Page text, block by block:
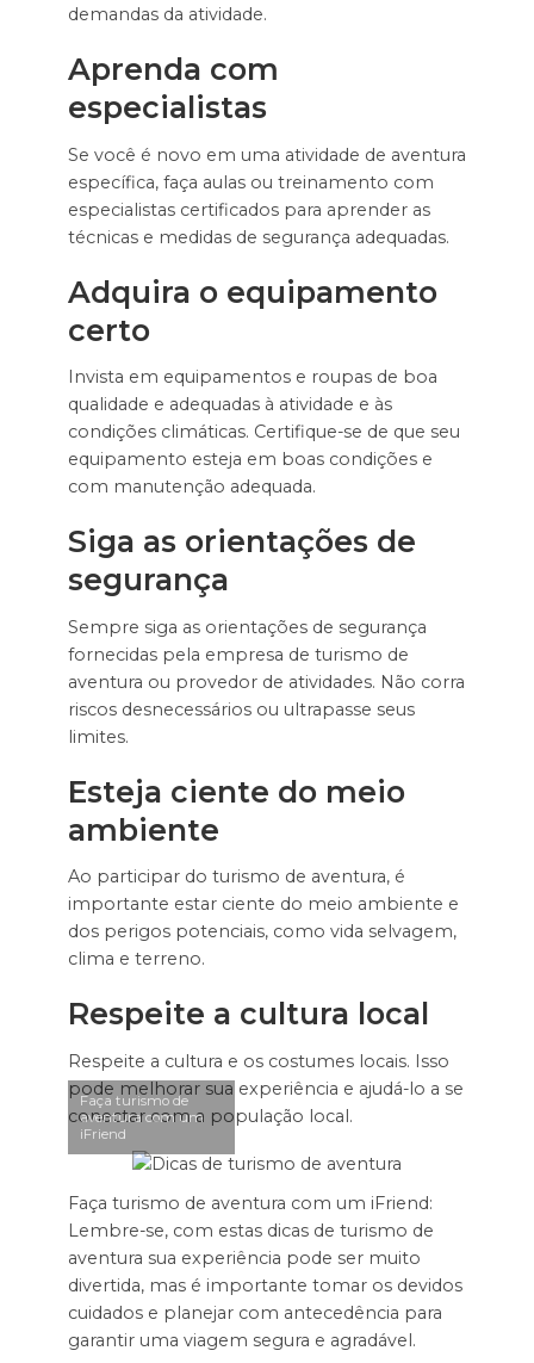
demandas da atividade.
Aprenda com
especialistas
Se você é novo em uma atividade de aventura
específica, faça aulas ou treinamento com
especialistas certificados para aprender as
técnicas e medidas de segurança adequadas.
Adquira o equipamento
certo
Invista em equipamentos e roupas de boa
qualidade e adequadas à atividade e às
condições climáticas. Certifique-se de que seu
equipamento esteja em boas condições e
com manutenção adequada.
Siga as orientações de
segurança
Sempre siga as orientações de segurança
fornecidas pela empresa de turismo de
aventura ou provedor de atividades. Não corra
riscos desnecessários ou ultrapasse seus
limites.
Esteja ciente do meio
ambiente
Ao participar do turismo de aventura, é
importante estar ciente do meio ambiente e
dos perigos potenciais, como vida selvagem,
clima e terreno.
Respeite a cultura local
Respeite a cultura e os costumes locais. Isso
pode melhorar sua experiência e ajudá-lo a se
conectar com a população local.
Faça turismo de
aventura com um
iFriend
Faça turismo de aventura com um iFriend:
Lembre-se, com estas dicas de turismo de
aventura sua experiência pode ser muito
divertida, mas é importante tomar os devidos
cuidados e planejar com antecedência para
garantir uma viagem segura e agradável.